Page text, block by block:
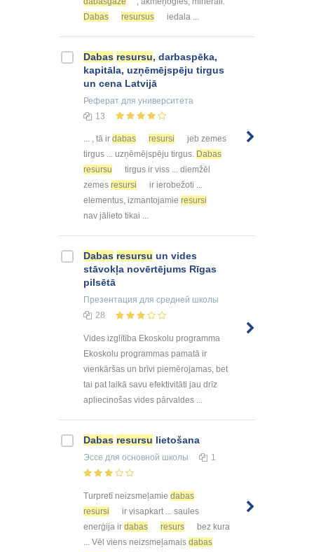
Dabas
resursus iedala ...
Dabas resursu, darbaspēka,
kapitāla, uzņēmējspēju tirgus
un cena Latvijā
Реферат для университета
13
... , tā ir dabas resursi
jeb zemes
tirgus ... uzņēmējspēju tirgus. Dabas
resursu
tirgus ir viss ... diemžēl
zemes resursi
ir ierobežoti ...
elementus, izmantojamie resursi
nav jālieto tikai ...
Dabas resursu un vides
stāvokļa novērtējums Rīgas
pilsētā
Презентация для средней школы
28
Vides izglītība Ekoskolu programma
Ekoskolu programmas pamatā ir
vienkāršas un brīvi piemērojamas, bet
tai pat laikā savu efektivitāti jau drīz
apliecinošas vides pārvaldes ...
Dabas resursu lietošana
Эссе для основной школы 1
Turpretī neizsmeļamie dabas
resursi
ir visapkart ... saules
enerģija ir dabas resurs
bez kura
... Vēl viens neizsmeļamais dabas